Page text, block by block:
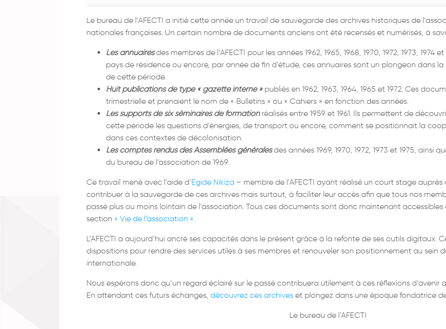
Le bureau de l’AFECTI a initié cette année un travail de sauvegarde des archives historiques de
nationales françaises. Un certain nombre de documents anciens ont été recensés et numérisés, à
Les annuairesdes membres de l’AFECTI pour les années 1962, 1965, 1968, 1970, 1972, 1973, 1974
pays de résidence ou encore, par année de fin d’étude, ces annuaires sont un plongeon dans
de cette période.
Huit publications de type « gazette interne » publiés en 1962, 1963, 1964, 1965 et 1972. Ces
trimestrielle et prenaient le nom de « Bulletins » ou « Cahiers » en fonction des années.
Les supports de six séminaires de formationréalisés entre 1959 et 1961. Ils permettent de
cette période les questions d’énergies, de transport ou encore, comment se positionnait la
dans ces contextes de décolonisation.
Les comptes rendus des Assemblées généralesdes années 1969, 1970, 1972, 1973 et 1975, ainsi
du bureau de l’association de 1969.
Ce travail mené avec l’aide d’Egide Nikiza – membre de l’AFECTI ayant réalisé un court stage
contribuer à la sauvegarde de ces archives mais surtout, à faciliter leur accès afin que tous nos
passé plus ou moins lointain de l’association. Tous ces documents sont donc maintenant accessibles
section « Vie de l’association ».
L’AFECTI a aujourd’hui ancré ses capacités dans le présent grâce à la refonte de ses outils digitaux.
dispositions pour rendre des services utiles à ses membres et renouveler son positionnement au sein
internationale.
Nous espérons donc qu’un regard éclairé sur le passé contribuera utilement à ces réflexions d’avenir
En attendant ces futurs échanges, découvrez ces archives et plongez dans une époque fondatrice
Le bureau de l’AFECTI